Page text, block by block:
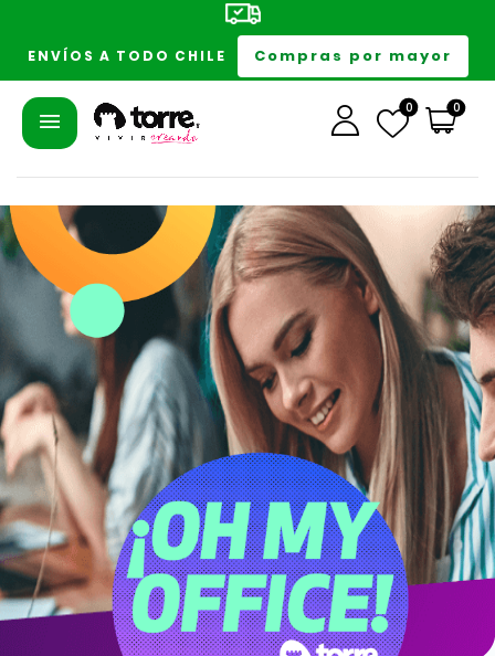
ENVÍOS A TODO CHILE Compras por mayor
0 0